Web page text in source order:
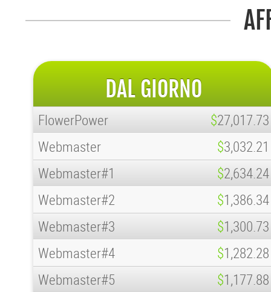
DAL GIORNO
FlowerPower $27,017.73
Webmaster
$3,032.21
Webmaster#1
$2,634.24
Webmaster#2
$1,386.34
Webmaster#3
$1,300.73
Webmaster#4
$1,282.28
Webmaster#5
$1,177.88